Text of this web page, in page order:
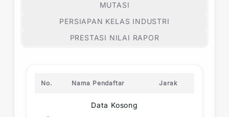
MUTASI
PERSIAPAN KELAS INDUSTRI
PRESTASI NILAI RAPOR
No. Nama Pendaftar Jarak
Data Kosong